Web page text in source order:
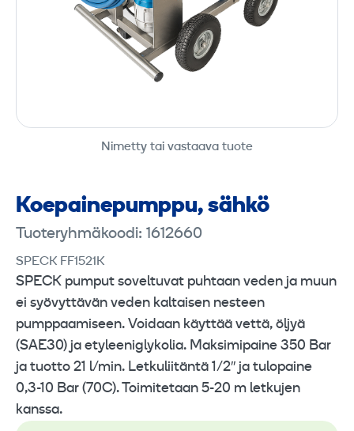
Nimetty tai vastaava tuote
Koepaine­pumppu, sähkö
Tuoteryhmäkoodi: 1612660
SPECK FF1521K
SPECK pumput soveltuvat puhtaan veden ja muun
ei syövyttävän veden kaltaisen nesteen
pumppaamiseen. Voidaan käyttää vettä, öljyä
(SAE30) ja etyleeniglykolia. Maksimipaine 350 Bar
ja tuotto 21 l/min. Letkuliitäntä 1/2″ ja tulopaine
0,3-10 Bar (70C). Toimitetaan 5-20 m letkujen
kanssa.